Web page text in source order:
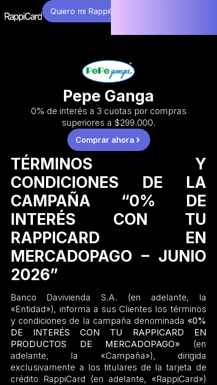
Quiero mi RappiCard
Pepe Ganga
0% de interés a 3 cuotas por compras
superiores a $299.000.
Comprar ahora
TÉRMINOS Y
CONDICIONES DE LA
CAMPAÑA “0% DE
INTERÉS CON TU
RAPPICARD EN
MERCADOPAGO – JUNIO
2026”
Banco Davivienda S.A. (en adelante, la
«Entidad»), informa a sus Clientes los términos
y condiciones de la campaña denominada «0%
DE INTERÉS CON TU RAPPICARD EN
PRODUCTOS DE MERCADOPAGO» (en
adelante, la «Campaña»), dirigida
exclusivamente a los titulares de la tarjeta de
crédito RappiCard (en adelante, «RappiCard»)